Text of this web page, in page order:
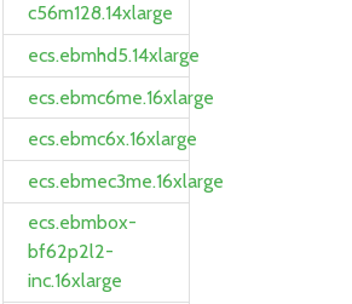
c56m128.14xlarge
ecs.ebmhd5.14xlarge
ecs.ebmc6me.16xlarge
ecs.ebmc6x.16xlarge
ecs.ebmec3me.16xlarge
ecs.ebmbox-
bf62p2l2-
inc.16xlarge